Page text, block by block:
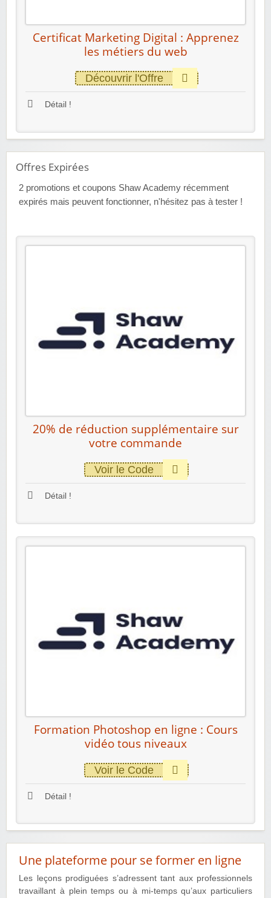
Certificat Marketing Digital : Apprenez
les métiers du web
Découvrir l'Offre
Détail !
Offres Expirées
2 promotions et coupons Shaw Academy récemment
expirés mais peuvent fonctionner, n'hésitez pas à tester !
20% de réduction supplémentaire sur
votre commande
Voir le Code
Détail !
Formation Photoshop en ligne : Cours
vidéo tous niveaux
Voir le Code
Détail !
Une plateforme pour se former en ligne
Les leçons prodiguées s’adressent tant aux professionnels
travaillant à plein temps ou à mi-temps qu’aux particuliers